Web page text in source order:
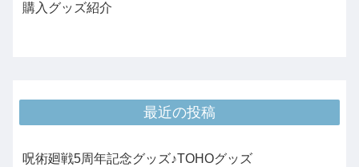
購入グッズ紹介
最近の投稿
呪術廻戦5周年記念グッズ♪TOHOグッズ